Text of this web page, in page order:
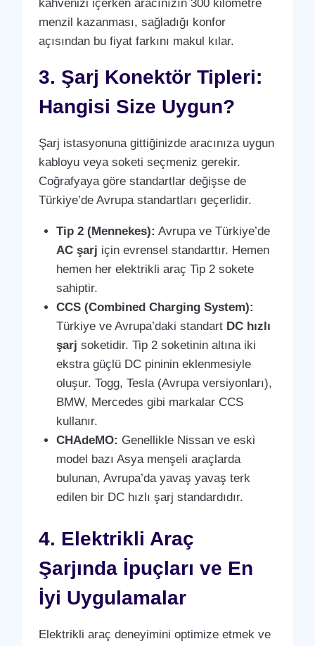
kahvenizi içerken aracınızın 300 kilometre
menzil kazanması, sağladığı konfor
açısından bu fiyat farkını makul kılar.
3. Şarj Konektör Tipleri:
Hangisi Size Uygun?
Şarj istasyonuna gittiğinizde aracınıza uygun
kabloyu veya soketi seçmeniz gerekir.
Coğrafyaya göre standartlar değişse de
Türkiye’de Avrupa standartları geçerlidir.
Tip 2 (Mennekes): Avrupa ve Türkiye’de
AC şarj için evrensel standarttır. Hemen
hemen her elektrikli araç Tip 2 sokete
sahiptir.
CCS (Combined Charging System):
Türkiye ve Avrupa’daki standart DC hızlı
şarj soketidir. Tip 2 soketinin altına iki
ekstra güçlü DC pininin eklenmesiyle
oluşur. Togg, Tesla (Avrupa versiyonları),
BMW, Mercedes gibi markalar CCS
kullanır.
CHAdeMO: Genellikle Nissan ve eski
model bazı Asya menşeli araçlarda
bulunan, Avrupa’da yavaş yavaş terk
edilen bir DC hızlı şarj standardıdır.
4. Elektrikli Araç
Şarjında İpuçları ve En
İyi Uygulamalar
Elektrikli araç deneyimini optimize etmek ve